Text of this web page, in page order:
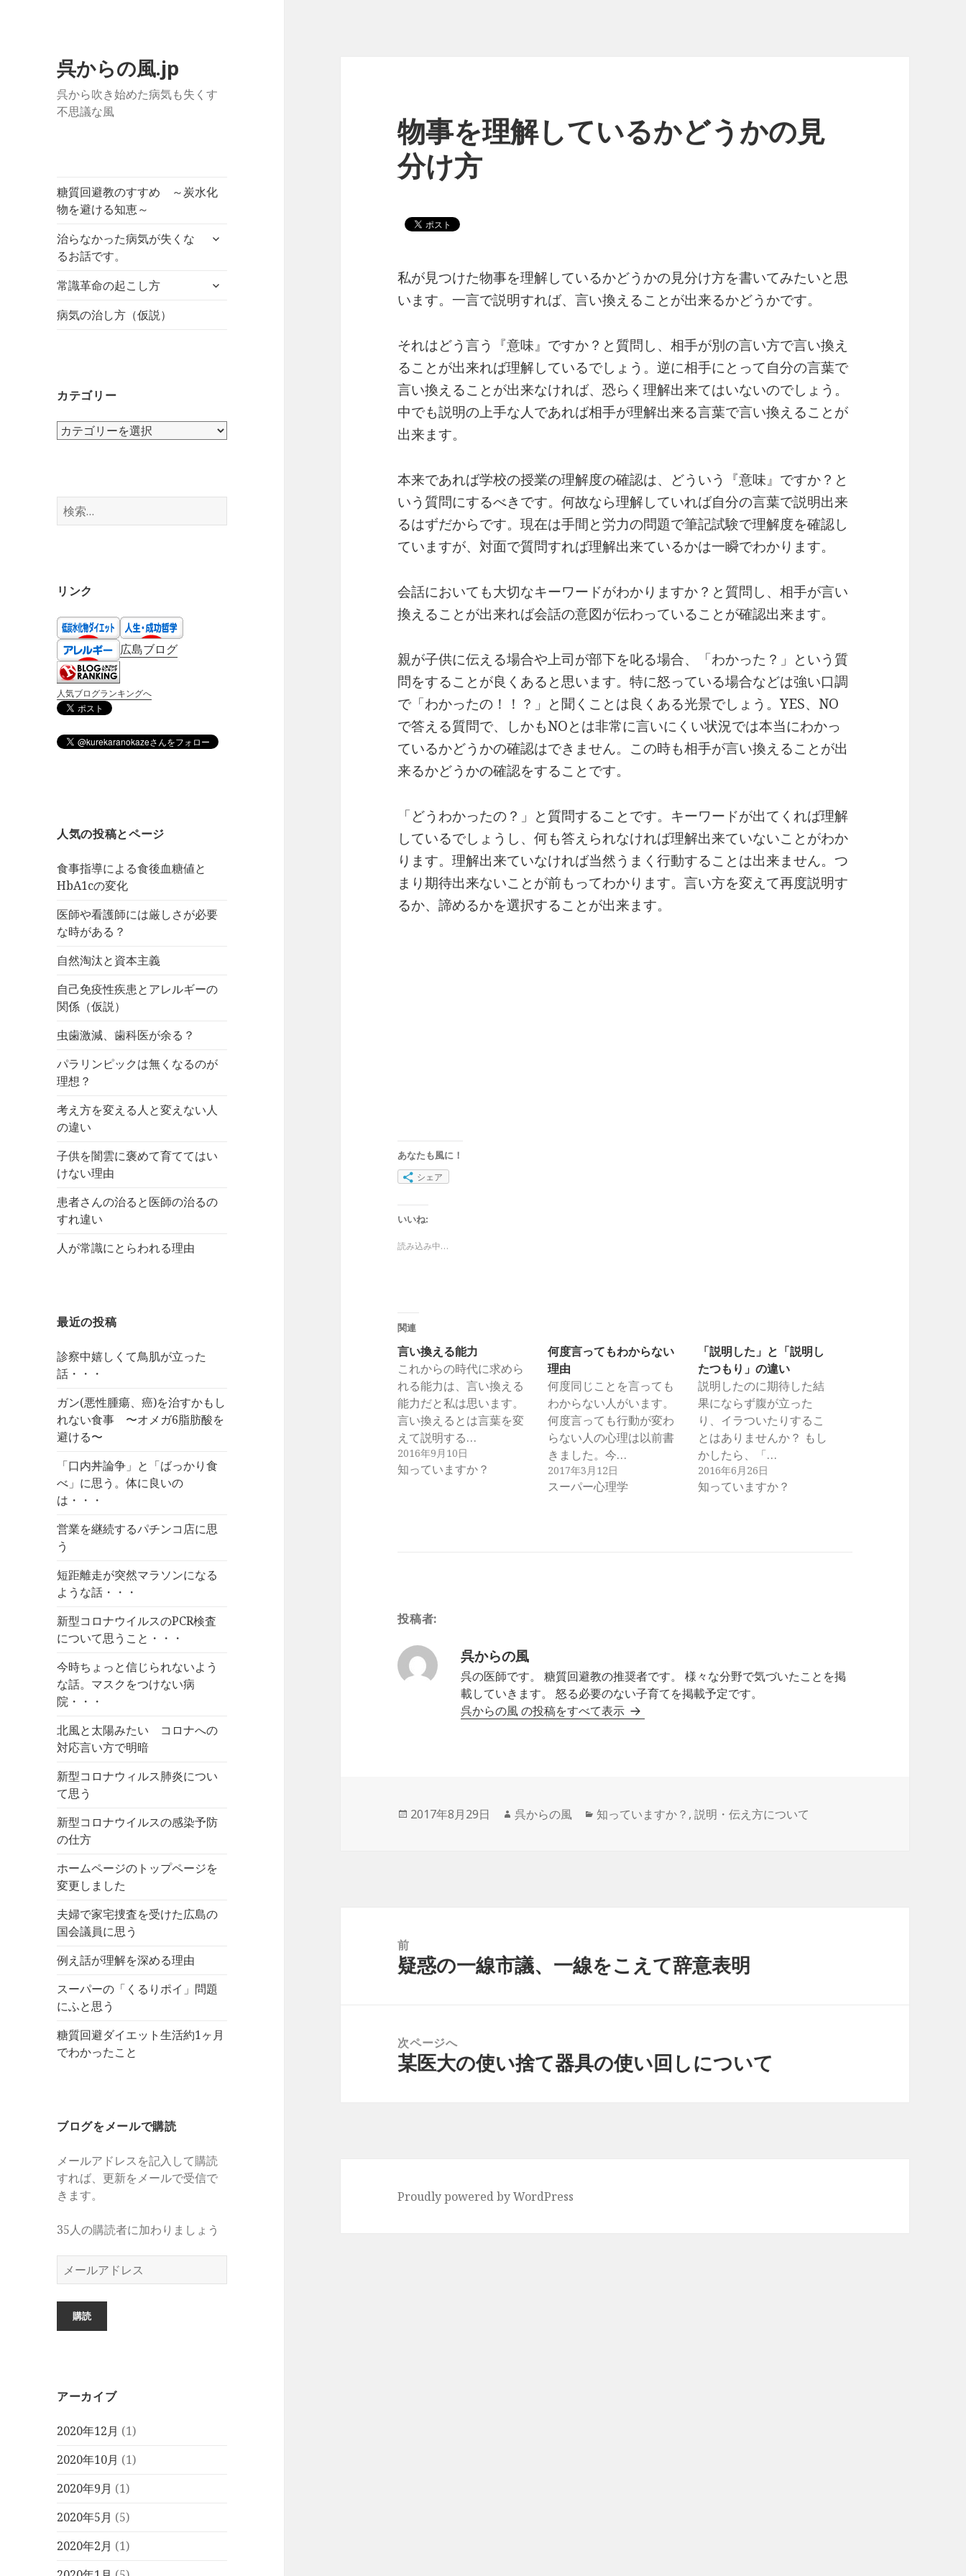
呉からの風.jp
呉から吹き始めた病気も失くす
不思議な風
糖質回避教のすすめ ～炭水化
物を避ける知恵～
治らなかった病気が失くな
るお話です。
サ
ニ
常識革命の起こし方
サ
病気の治し方（仮説）
カテゴリー
カ
ー
検
索:
リンク
広島ブログ
人気ブログランキングへ
人気の投稿とページ
食事指導による食後血糖値と
HbA1cの変化
医師や看護師には厳しさが必要
な時がある？
自然淘汰と資本主義
自己免疫性疾患とアレルギーの
関係（仮説）
虫歯激減、歯科医が余る？
パラリンピックは無くなるのが
理想？
考え方を変える人と変えない人
の違い
子供を闇雲に褒めて育ててはい
けない理由
患者さんの治ると医師の治るの
すれ違い
人が常識にとらわれる理由
最近の投稿
診察中嬉しくて鳥肌が立った
話・・・
ガン(悪性腫瘍、癌)を治すかもし
れない食事 〜オメガ6脂肪酸を
避ける〜
「口内丼論争」と「ばっかり食
べ」に思う。体に良いの
は・・・
営業を継続するパチンコ店に思
う
短距離走が突然マラソンになる
ような話・・・
新型コロナウイルスのPCR検査
について思うこと・・・
今時ちょっと信じられないよう
な話。マスクをつけない病
院・・・
北風と太陽みたい コロナへの
対応言い方で明暗
新型コロナウィルス肺炎につい
て思う
新型コロナウイルスの感染予防
の仕方
ホームページのトップページを
変更しました
夫婦で家宅捜査を受けた広島の
国会議員に思う
例え話が理解を深める理由
スーパーの「くるりポイ」問題
にふと思う
糖質回避ダイエット生活約1ヶ月
でわかったこと
ブログをメールで購読
メールアドレスを記入して購読
すれば、更新をメールで受信で
きます。
35人の購読者に加わりましょう
ー
ル
ド
購読
アーカイブ
2020年12月 (1)
2020年10月 (1)
2020年9月 (1)
2020年5月 (5)
2020年2月 (1)
物事を理解しているかどうかの見
分け方
私が見つけた物事を理解しているかどうかの見分け方を書いてみたいと思
います。一言で説明すれば、言い換えることが出来るかどうかです。
それはどう言う『意味』ですか？と質問し、相手が別の言い方で言い換え
ることが出来れば理解しているでしょう。逆に相手にとって自分の言葉で
言い換えることが出来なければ、恐らく理解出来てはいないのでしょう。
中でも説明の上手な人であれば相手が理解出来る言葉で言い換えることが
出来ます。
本来であれば学校の授業の理解度の確認は、どういう『意味』ですか？と
いう質問にするべきです。何故なら理解していれば自分の言葉で説明出来
るはずだからです。現在は手間と労力の問題で筆記試験で理解度を確認し
ていますが、対面で質問すれば理解出来ているかは一瞬でわかります。
会話においても大切なキーワードがわかりますか？と質問し、相手が言い
換えることが出来れば会話の意図が伝わっていることが確認出来ます。
親が子供に伝える場合や上司が部下を叱る場合、「わかった？」という質
問をすることが良くあると思います。特に怒っている場合などは強い口調
で「わかったの！！？」と聞くことは良くある光景でしょう。YES、NO
で答える質問で、しかもNOとは非常に言いにくい状況では本当にわかっ
ているかどうかの確認はできません。この時も相手が言い換えることが出
来るかどうかの確認をすることです。
「どうわかったの？」と質問することです。キーワードが出てくれば理解
しているでしょうし、何も答えられなければ理解出来ていないことがわか
ります。理解出来ていなければ当然うまく行動することは出来ません。つ
まり期待出来ないことが前もってわかります。言い方を変えて再度説明す
るか、諦めるかを選択することが出来ます。
あなたも風に！
シェア
いいね:
読み込み中…
関連
言い換える能力
これからの時代に求めら
れる能力は、言い換える
能力だと私は思います。
言い換えるとは言葉を変
えて説明する…
2016年9月10日
知っていますか？
何度言ってもわからない
理由
何度同じことを言っても
わからない人がいます。
何度言っても行動が変わ
らない人の心理は以前書
きました。今…
2017年3月12日
スーパー心理学
「説明した」と「説明し
たつもり」の違い
説明したのに期待した結
果にならず腹が立った
り、イラついたりするこ
とはありませんか？ もし
かしたら、「…
2016年6月26日
知っていますか？
投稿者:
呉からの風
呉の医師です。 糖質回避教の推奨者です。 様々な分野で気づいたことを掲
載していきます。 怒る必要のない子育てを掲載予定です。
呉からの風 の投稿をすべて表示
投
2017年8月29日
作
呉からの風
カ
知っていますか？ ,説明・伝え方について
前
前
疑惑の一線市議、一線をこえて辞意表明
次ページへ
次
某医大の使い捨て器具の使い回しについて
Proudly powered by WordPress